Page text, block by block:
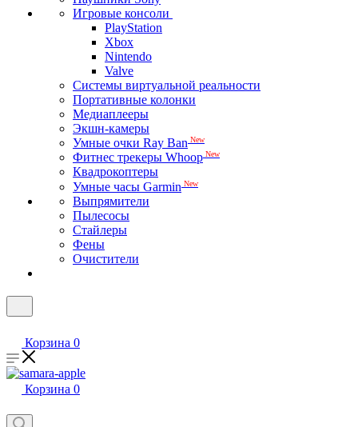
Игровые консоли
PlayStation
Xbox
Nintendo
Valve
Системы виртуальной реальности
Портативные колонки
Медиаплееры
Экшн-камеры
Умные очки Ray Ban New
Фитнес трекеры Whoop New
Квадрокоптеры
Умные часы Garmin New
Выпрямители
Пылесосы
Стайлеры
Фены
Очистители
Корзина 0
Корзина 0